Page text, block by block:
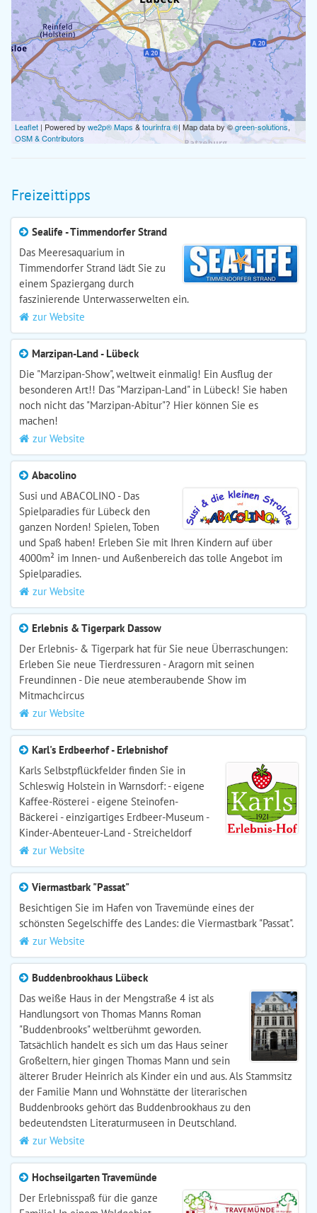
Leaflet | Powered by we2p® Maps &tourinfra ®| Map data by ©green-solutions,
OSM & Contributors
Freizeittipps
Sealife - Timmendorfer Strand
Das Meeresaquarium in
Timmendorfer Strand lädt Sie zu
einem Spaziergang durch
faszinierende Unterwasserwelten ein.
zur Website
Marzipan-Land - Lübeck
Die "Marzipan-Show", weltweit einmalig! Ein Ausflug der
besonderen Art!! Das "Marzipan-Land" in Lübeck! Sie haben
noch nicht das "Marzipan-Abitur"? Hier können Sie es
machen!
zur Website
Abacolino
Susi und ABACOLINO - Das
Spielparadies für Lübeck den
ganzen Norden! Spielen, Toben
und Spaß haben! Erleben Sie mit Ihren Kindern auf über
4000m² im Innen- und Außenbereich das tolle Angebot im
Spielparadies.
zur Website
Erlebnis & Tigerpark Dassow
Der Erlebnis- & Tigerpark hat für Sie neue Überraschungen:
Erleben Sie neue Tierdressuren - Aragorn mit seinen
Freundinnen - Die neue atemberaubende Show im
Mitmachcircus
zur Website
Karl's Erdbeerhof - Erlebnishof
Karls Selbstpflückfelder finden Sie in
Schleswig Holstein in Warnsdorf: - eigene
Kaffee-Rösterei - eigene Steinofen-
Bäckerei - einzigartiges Erdbeer-Museum -
Kinder-Abenteuer-Land - Streicheldorf
zur Website
Viermastbark "Passat"
Besichtigen Sie im Hafen von Travemünde eines der
schönsten Segelschiffe des Landes: die Viermastbark "Passat".
zur Website
Buddenbrookhaus Lübeck
Das weiße Haus in der Mengstraße 4 ist als
Handlungsort von Thomas Manns Roman
"Buddenbrooks" weltberühmt geworden.
Tatsächlich handelt es sich um das Haus seiner
Großeltern, hier gingen Thomas Mann und sein
älterer Bruder Heinrich als Kinder ein und aus. Als Stammsitz
der Familie Mann und Wohnstätte der literarischen
Buddenbrooks gehört das Buddenbrookhaus zu den
bedeutendsten Literaturmuseen in Deutschland.
zur Website
Hochseilgarten Travemünde
Der Erlebnisspaß für die ganze